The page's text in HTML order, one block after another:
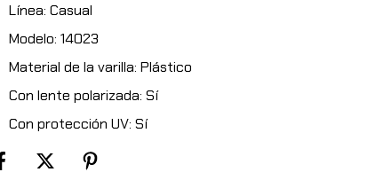
Línea: Casual
Modelo: 14023
Material de la varilla: Plástico
Con lente polarizada: Sí
Con protección UV: Sí